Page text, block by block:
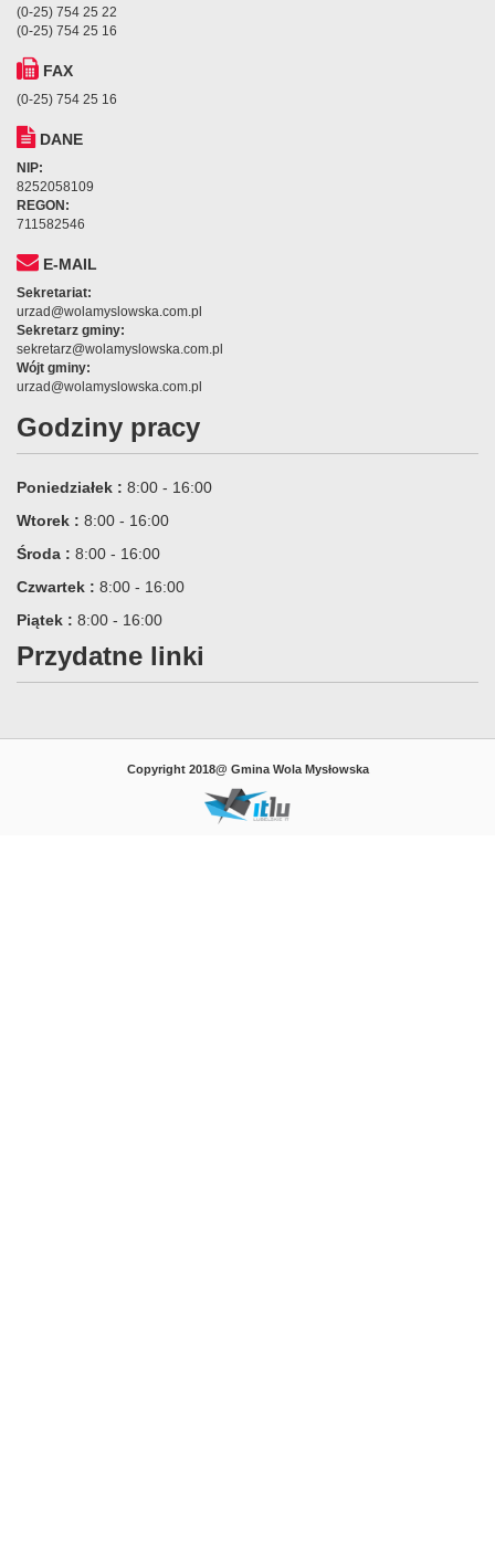
(0-25) 754 25 22
(0-25) 754 25 16
FAX
(0-25) 754 25 16
DANE
NIP:
8252058109
REGON:
711582546
E-MAIL
Sekretariat:
urzad@wolamyslowska.com.pl
Sekretarz gminy:
sekretarz@wolamyslowska.com.pl
Wójt gminy:
urzad@wolamyslowska.com.pl
Godziny pracy
Poniedziałek : 8:00 - 16:00
Wtorek : 8:00 - 16:00
Środa : 8:00 - 16:00
Czwartek : 8:00 - 16:00
Piątek : 8:00 - 16:00
Przydatne linki
Copyright 2018@ Gmina Wola Mysłowska